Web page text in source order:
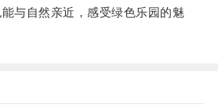
与自然亲近，感受绿色乐园的魅